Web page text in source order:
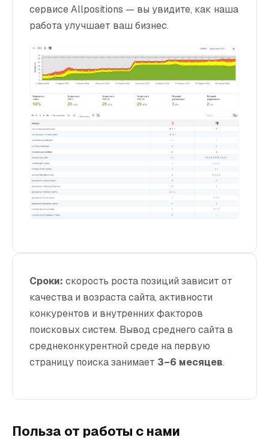
О насТарифыВакансииКейсы Конфиденциальность
Блог о маркетинге
сервисе Allpositions — вы увидите, как наша
работа улучшает ваш бизнес.
Сроки: скорость роста позиций зависит от
качества и возраста сайта, активности
конкурентов и внутренних факторов
поисковых систем. Вывод среднего сайта в
среднеконкурентной среде на первую
страницу поиска занимает 3–6 месяцев.
Польза от работы с нами